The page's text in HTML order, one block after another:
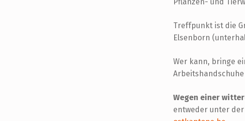
P
F
L
E
G
Treffpunkt ist die
Elsenborn
Wer kann, bringe
Wegen einer
entweder unter der